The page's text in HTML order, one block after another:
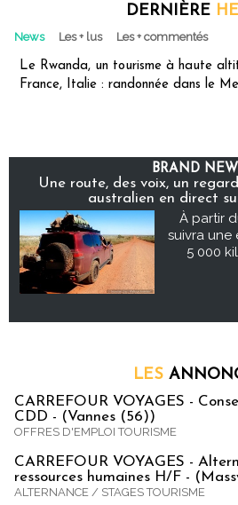
DERNIÈRE
News Les + lus Les + commentés
Le Rwanda, un tourisme à haute
France, Italie : randonnée dans le
BRAND
Une route, des voix, un
australien en direct
À partir
suivra
5 000
LES
CARREFOUR VOYAGES -
CDD - (Vannes (56))
OFFRES D'EMPLOI TOURISME
CARREFOUR VOYAGES -
ressources humaines H/F -
ALTERNANCE / STAGES TOURISME